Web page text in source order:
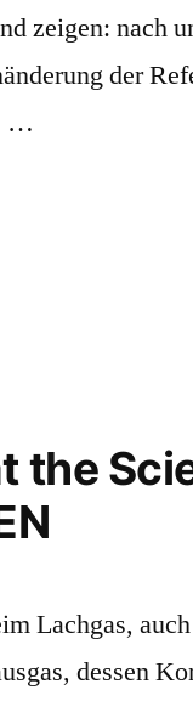
zeigen: nach
der
…
the
Lachgas,
dessen